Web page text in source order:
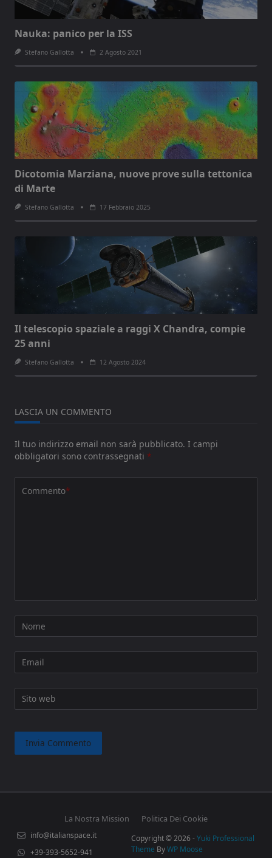
Nauka: panico per la ISS
Stefano Gallotta 2 Agosto 2021
Dicotomia Marziana, nuove prove sulla tettonica
di Marte
Stefano Gallotta 17 Febbraio 2025
Il telescopio spaziale a raggi X Chandra, compie
25 anni
Stefano Gallotta 12 Agosto 2024
LASCIA UN COMMENTO
Il tuo indirizzo email non sarà pubblicato. I campi
obbligatori sono contrassegnati *
Commento*
Nome
Email
Sito web
La Nostra Mission Politica Dei Cookie
info@italianspace.it
+39-393-5652-941
Copyright © 2026 -Yuki Professional
Theme ByWP Moose